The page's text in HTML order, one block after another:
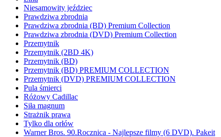
Niesamowity jeździec
Prawdziwa zbrodnia
Prawdziwa zbrodnia (BD) Premium Collection
Prawdziwa zbrodnia (DVD) Premium Collection
Przemytnik
Przemytnik (2BD 4K)
Przemytnik (BD)
Przemytnik (BD) PREMIUM COLLECTION
Przemytnik (DVD) PREMIUM COLLECTION
Pula śmierci
Różowy Cadillac
Siła magnum
Strażnik prawa
Tylko dla orłów
Warner Bros. 90.Rocznica - Najlepsze filmy (6 DVD). Pakeit